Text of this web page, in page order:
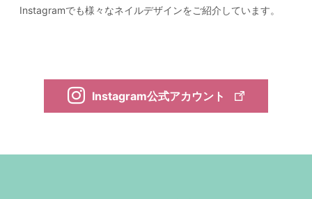
Instagramでも様々なネイルデザインをご紹介しています。
Instagram公式アカウント